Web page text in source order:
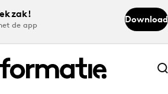
de app
Download
Abonneer nu
Abonneer nu